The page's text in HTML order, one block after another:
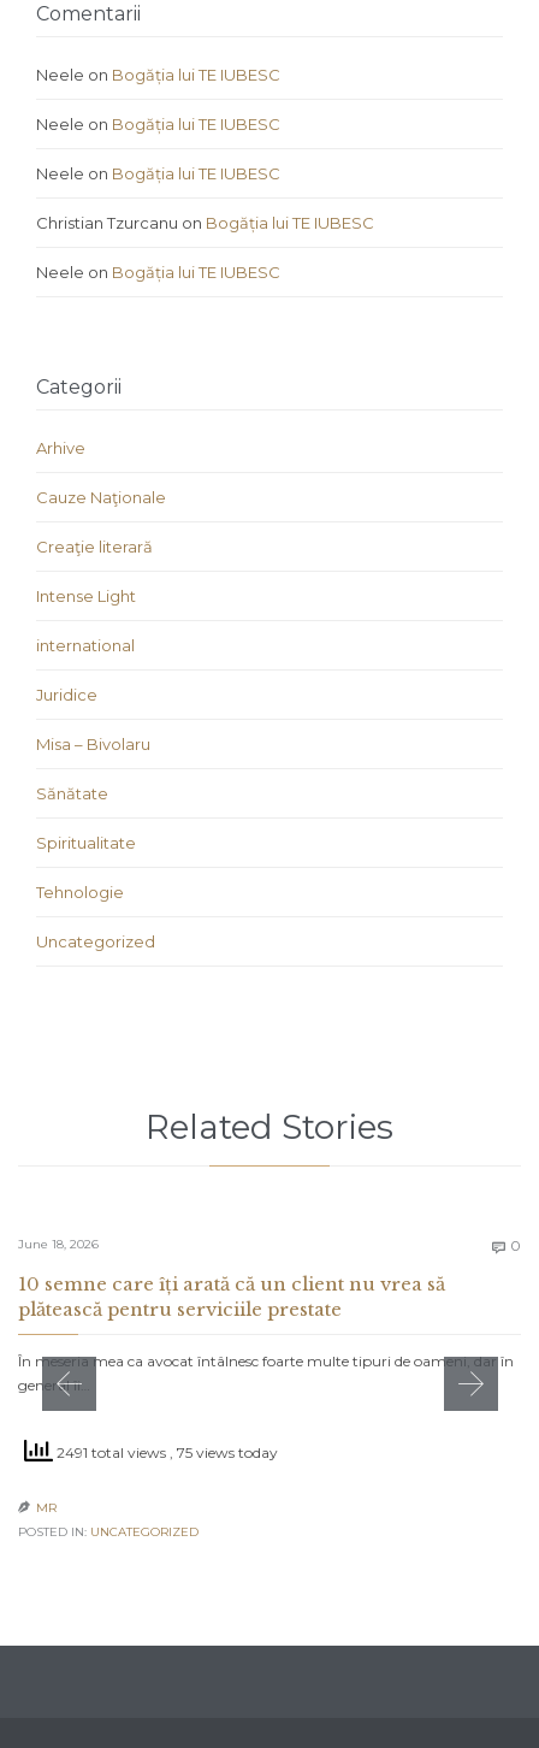
Comentarii
Neele on Bogăția lui TE IUBESC
Neele on Bogăția lui TE IUBESC
Neele on Bogăția lui TE IUBESC
Christian Tzurcanu on Bogăția lui TE IUBESC
Neele on Bogăția lui TE IUBESC
Categorii
Arhive
Cauze Naţionale
Creaţie literară
Intense Light
international
Juridice
Misa – Bivolaru
Sănătate
Spiritualitate
Tehnologie
Uncategorized
Related Stories
June 18, 2026  0
10 semne care îți arată că un client nu vrea să
plătească pentru serviciile prestate
În meseria mea ca avocat întâlnesc foarte multe tipuri de oameni, dar în
general îi…
2491 total views , 75 views today
 MR
POSTED IN: UNCATEGORIZED